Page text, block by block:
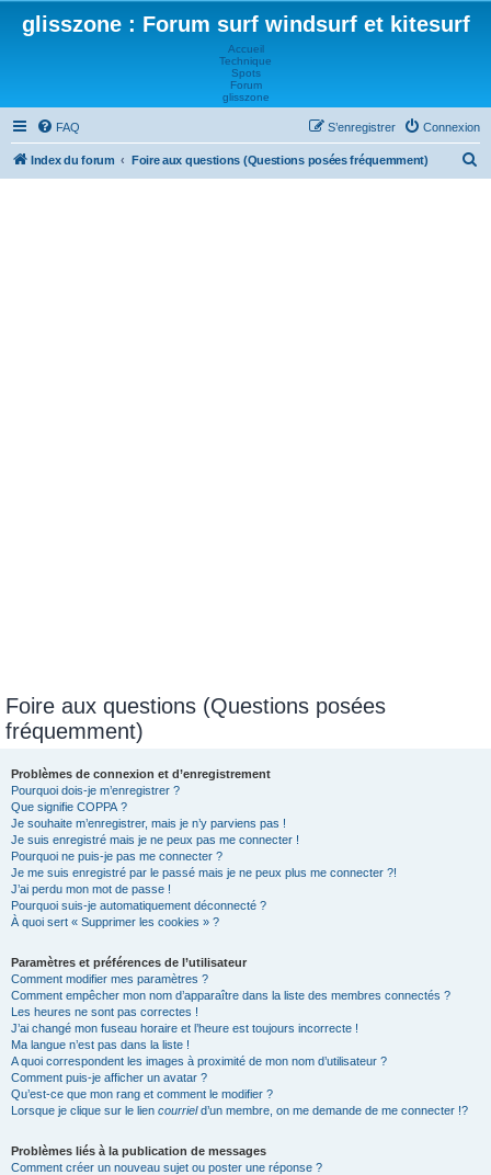
glisszone : Forum surf windsurf et kitesurf
Accueil
Technique
Spots
Forum
glisszone
FAQ Connexion
S’enregistrer
Index du forum Foire aux questions (Questions posées fréquemment)
Foire aux questions (Questions posées
fréquemment)
Problèmes de connexion et d’enregistrement
Pourquoi dois-je m’enregistrer ?
Que signifie COPPA ?
Je souhaite m’enregistrer, mais je n’y parviens pas !
Je suis enregistré mais je ne peux pas me connecter !
Pourquoi ne puis-je pas me connecter ?
Je me suis enregistré par le passé mais je ne peux plus me connecter ?!
J’ai perdu mon mot de passe !
Pourquoi suis-je automatiquement déconnecté ?
À quoi sert « Supprimer les cookies » ?
Paramètres et préférences de l’utilisateur
Comment modifier mes paramètres ?
Comment empêcher mon nom d’apparaître dans la liste des membres connectés ?
Les heures ne sont pas correctes !
J’ai changé mon fuseau horaire et l’heure est toujours incorrecte !
Ma langue n’est pas dans la liste !
A quoi correspondent les images à proximité de mon nom d’utilisateur ?
Comment puis-je afficher un avatar ?
Qu’est-ce que mon rang et comment le modifier ?
Lorsque je clique sur le lien courrield’un membre, on me demande de me connecter !?
Problèmes liés à la publication de messages
Comment créer un nouveau sujet ou poster une réponse ?